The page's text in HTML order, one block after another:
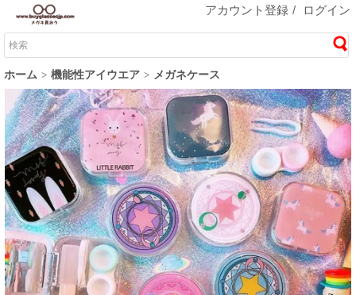
アカウント登録 / ログイン
ホーム 機能性アイウエア メガネケース